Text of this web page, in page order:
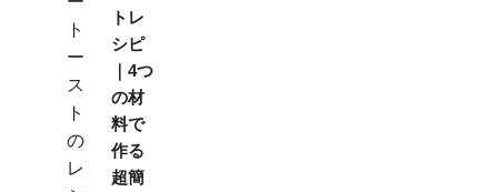
トレ
シピ
｜4つ
の材
料で
作る
超簡